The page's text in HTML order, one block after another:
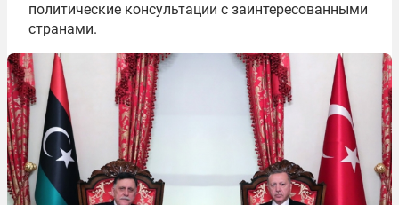
политические консультации с заинтересованными
странами.